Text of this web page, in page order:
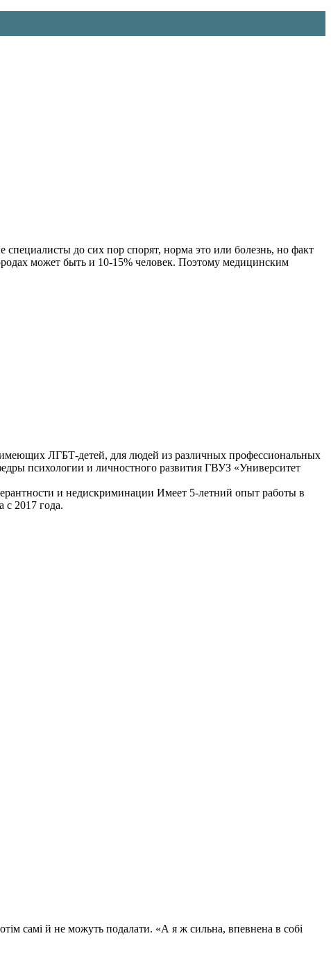
до сих пор спорят, норма это или болезнь, но факт
может быть и 10-15% человек. Поэтому медицинским
имеющих ЛГБТ-детей, для людей из различных профессиональных
психологии и личностного развития ГВУЗ «Университет
и недискриминации Имеет 5-летний опыт работы в
с 2017 года.
самі й не можуть подалати. «А я ж сильна, впевнена в собі